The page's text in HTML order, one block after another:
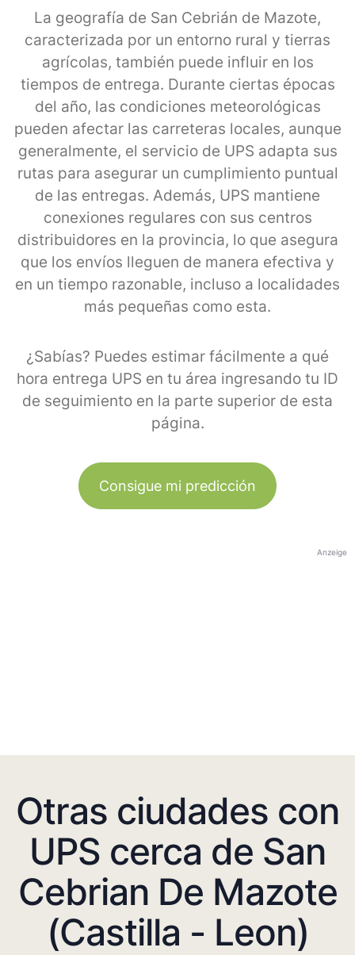
La geografía de San Cebrián de Mazote,
caracterizada por un entorno rural y tierras
agrícolas, también puede influir en los
tiempos de entrega. Durante ciertas épocas
del año, las condiciones meteorológicas
pueden afectar las carreteras locales, aunque
generalmente, el servicio de UPS adapta sus
rutas para asegurar un cumplimiento puntual
de las entregas. Además, UPS mantiene
conexiones regulares con sus centros
distribuidores en la provincia, lo que asegura
que los envíos lleguen de manera efectiva y
en un tiempo razonable, incluso a localidades
más pequeñas como esta.
¿Sabías? Puedes estimar fácilmente a qué
hora entrega UPS en tu área ingresando tu ID
de seguimiento en la parte superior de esta
página.
Consigue mi predicción
Anzeige
Otras ciudades con
UPS cerca de San
Cebrian De Mazote
(Castilla - Leon)